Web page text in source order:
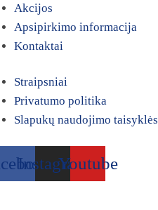
Akcijos
Apsipirkimo informacija
Kontaktai
Straipsniai
Privatumo politika
Slapukų naudojimo taisyklės
InstagramYoutube